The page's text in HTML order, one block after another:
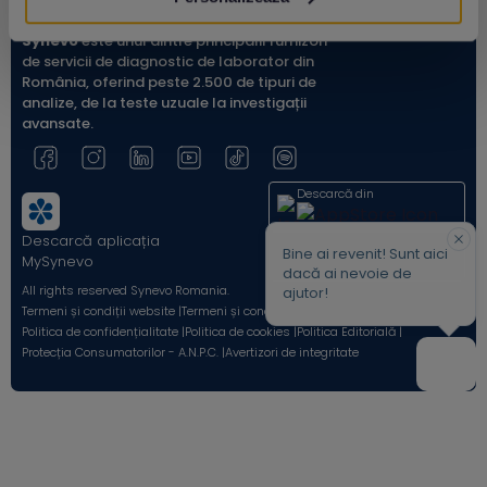
Synevoeste unul dintre principalii furnizori
de servicii de diagnostic de laborator din
România, oferind peste 2.500 de tipuri de
analize, de la teste uzuale la investigații
avansate.
Descarcă aplicația
MySynevo
Descarcă din
All rights reserved Synevo Romania.
Termeni și condiții website |Termeni și condiții Shop Online |
Politica de confidențialitate |Politica de cookies |Politica Editorială |
Protecția Consumatorilor - A.N.P.C. |Avertizori de integritate
Bine ai revenit! Sunt aici
dacă ai nevoie de
ajutor!